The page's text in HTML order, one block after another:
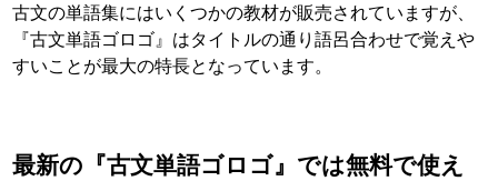
古文の単語集にはいくつかの教材が販売されていますが、
『古文単語ゴロゴ』はタイトルの通り語呂合わせで覚えや
すいことが最大の特長となっています。
最新の『古文単語ゴロゴ』では無料で使え